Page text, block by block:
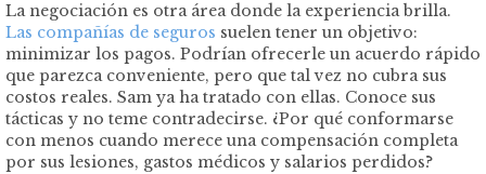
La negociación es otra área donde la experiencia brilla.
Las compañías de seguros suelen tener un objetivo:
minimizar los pagos. Podrían ofrecerle un acuerdo rápido
que parezca conveniente, pero que tal vez no cubra sus
costos reales. Sam ya ha tratado con ellas. Conoce sus
tácticas y no teme contradecirse. ¿Por qué conformarse
con menos cuando merece una compensación completa
por sus lesiones, gastos médicos y salarios perdidos?